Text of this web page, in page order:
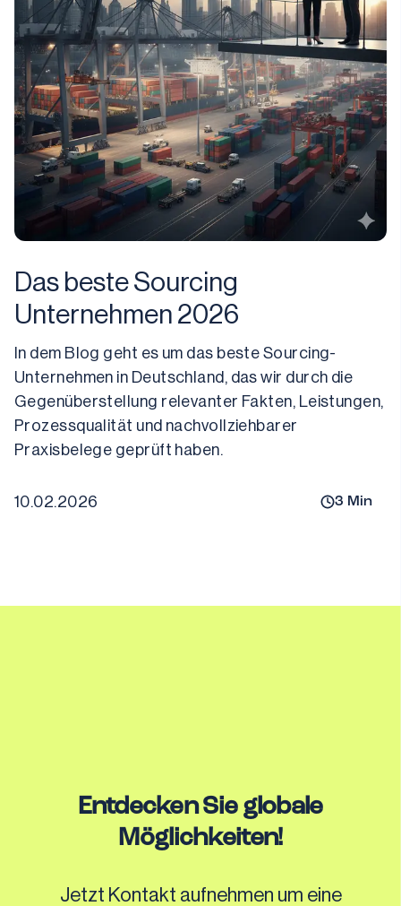
Das beste Sourcing
Unternehmen 2026
In dem Blog geht es um das beste Sourcing-
Unternehmen in Deutschland, das wir durch die
Gegenüberstellung relevanter Fakten, Leistungen,
Prozessqualität und nachvollziehbarer
10.02.2026 3 Min
Entdecken Sie globale
Möglichkeiten!
Jetzt Kontakt aufnehmen um eine